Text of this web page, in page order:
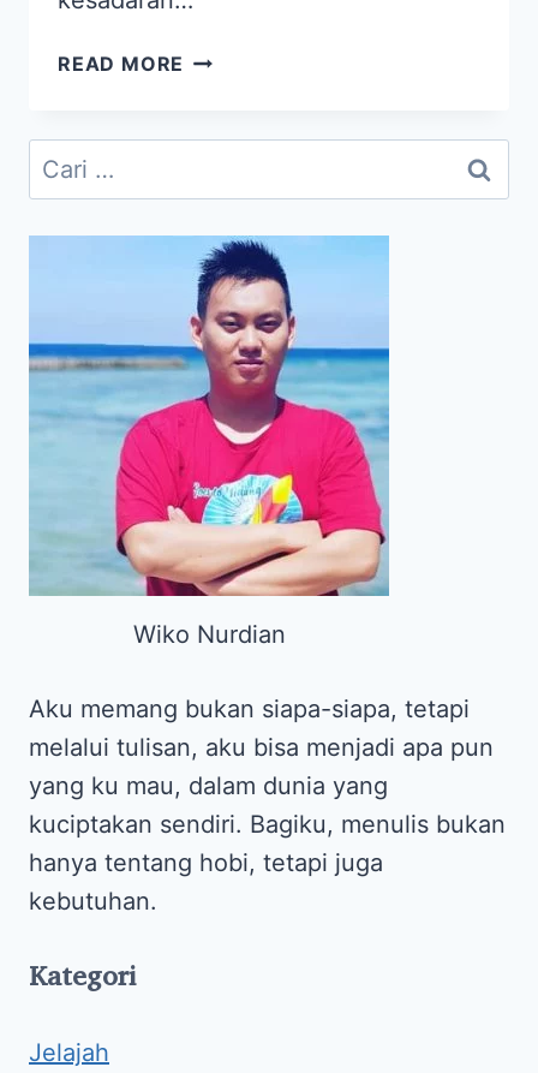
READ MORE IMUNISASI
UNTUK
PERANG
MELAWAN
PANDEMI
COVID-
19
Cari
untuk:
Wiko Nurdian
Aku memang bukan siapa-siapa, tetapi
melalui tulisan, aku bisa menjadi apa pun
yang ku mau, dalam dunia yang
kuciptakan sendiri. Bagiku, menulis bukan
hanya tentang hobi, tetapi juga
kebutuhan.
Kategori
Jelajah